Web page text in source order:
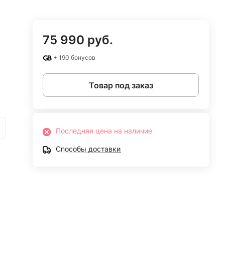
75 990 руб.
+ 190 бонусов
Товар под заказ
Последняя цена на наличие
Способы доставки